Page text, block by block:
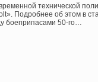
технической
Подробнее об этом в
боеприпасами 50-го…